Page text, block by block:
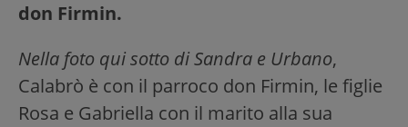
don Firmin.
Nella foto qui sotto di Sandra e Urbano,
Calabrò è con il parroco don Firmin, le figlie
Rosa e Gabriella con il marito alla sua